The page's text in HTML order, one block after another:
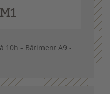
- Bâtiment A9 -